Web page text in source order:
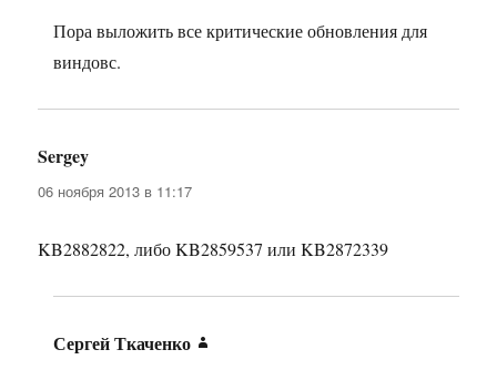
Пора выложить все критические обновления для
виндовс.
Sergey
06 ноября 2013 в 11:17
KB2882822, либо KB2859537 или KB2872339
Сергей Ткаченко